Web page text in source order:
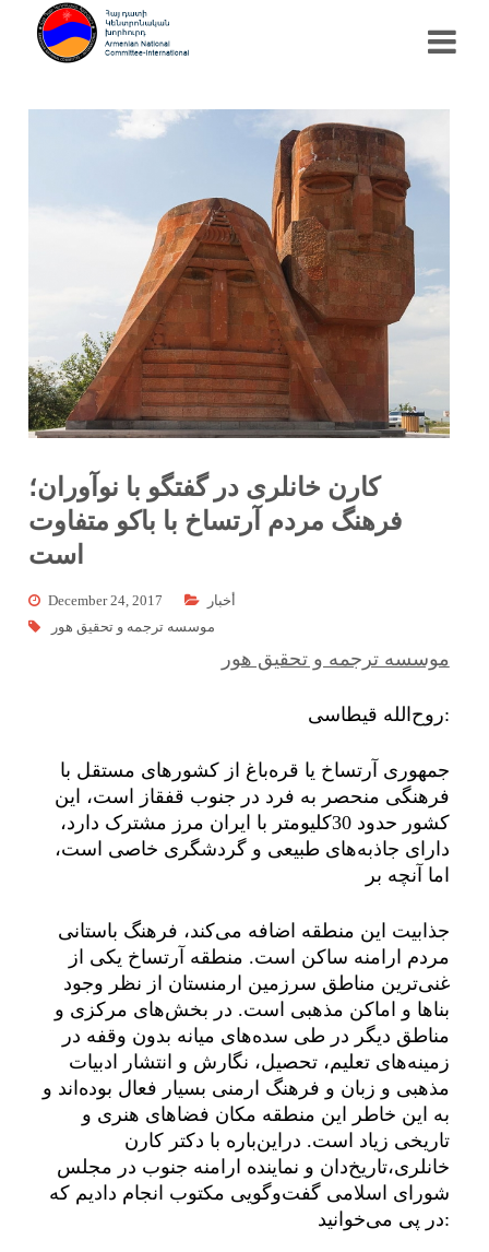
کارن خانلری در گفتگو با نوآوران؛
فرهنگ مردم آرتساخ با باکو متفاوت
است
December 24, 2017
أخبار
موسسه ترجمه و تحقیق هور
موسسه ترجمه و تحقیق هور
روح‌الله قیطاسی:
جمهوری آرتساخ یا قره‌باغ از کشورهای مستقل با
فرهنگی منحصر به فرد در جنوب قفقاز است، این
کشور حدود 30کلیومتر با ایران مرز مشترک دارد،
دارای جاذبه‌های طبیعی و گردشگری خاصی است،
اما آنچه بر
جذابیت این منطقه اضافه می‌کند، فرهنگ باستانی
مردم ارامنه ساکن است. منطقه آرتساخ یکی از
غنی‌ترین مناطق سرزمین ارمنستان از نظر وجود
بناها و اماکن مذهبی است. در بخش‌های مرکزی و
مناطق دیگر در طی سده‌های میانه بدون وقفه در
زمینه‌های تعلیم، تحصیل، نگارش و انتشار ادبیات
مذهبی و زبان و فرهنگ ارمنی بسیار فعال بوده‌اند و
به این خاطر این منطقه مکان فضاهای هنری و
تاریخی زیاد است. دراین‌باره با دکتر کارن
خانلری،تاریخ‌دان و نماینده ارامنه جنوب در مجلس
شورای اسلامی گفت‌وگویی مکتوب انجام دادیم که
در پی می‌خوانید: